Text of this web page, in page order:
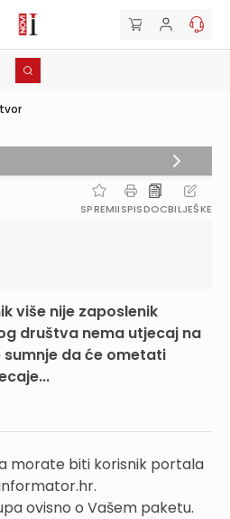
SPREMIISPISDOCBILJEŠKE
više nije zaposlenik
društva nema utjecaj na
da će ometati
morate biti korisnik portala
ovisno o Vašem paketu.